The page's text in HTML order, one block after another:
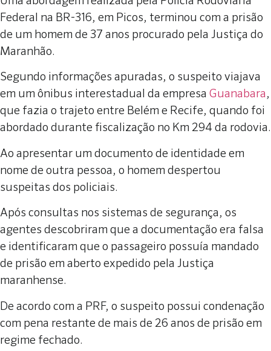
Federal na BR-316, em Picos, terminou com a prisão
de um homem de 37 anos procurado pela Justiça do
Maranhão.
Segundo informações apuradas, o suspeito viajava
em um ônibus interestadual da empresa Guanabara,
que fazia o trajeto entre Belém e Recife, quando foi
abordado durante fiscalização no Km 294 da rodovia.
Ao apresentar um documento de identidade em
nome de outra pessoa, o homem despertou
suspeitas dos policiais.
Após consultas nos sistemas de segurança, os
agentes descobriram que a documentação era falsa
e identificaram que o passageiro possuía mandado
de prisão em aberto expedido pela Justiça
maranhense.
De acordo com a PRF, o suspeito possui condenação
com pena restante de mais de 26 anos de prisão em
regime fechado.